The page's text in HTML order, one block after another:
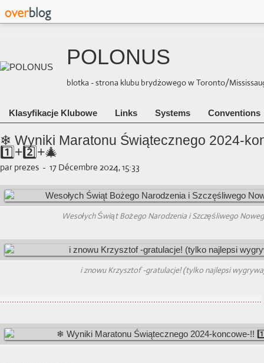
POLONUS
blotka - strona klubu brydżowego w Toronto/
Klasyfikacje Klubowe Links Systems Conventions
❄ Wyniki Maratonu Świątecznego 2024-
1️⃣+2️⃣+🎄
par prezes - 17 Décembre 2024, 15:33
Wesołych Świąt Bożego Narodzenia i Szczęśliwego
i znowu Krzysztof -gratulacje! (tylko najlepsi
...............................................................................................................